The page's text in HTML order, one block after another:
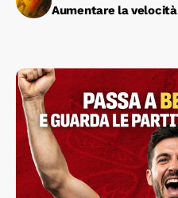
Aumentare la velocità